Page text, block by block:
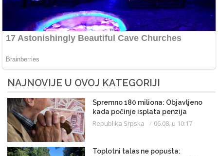
NAJNOVIJE U OVOJ KATEGORIJI
Spremno 180 miliona: Objavljeno
kada počinje isplata penzija
Republika Srpska 06.08. u 10:17
Toplotni talas ne popušta: